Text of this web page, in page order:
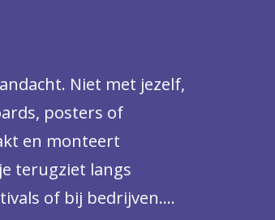
Niet met jezelf,
posters of
en monteert
terugziet langs
of bij bedrijven.